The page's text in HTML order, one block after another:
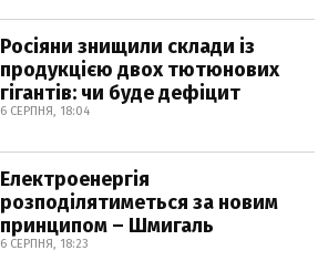
Росіяни знищили склади із
продукцією двох тютюнових
гігантів: чи буде дефіцит
6 СЕРПНЯ, 18:04
Електроенергія
розподілятиметься за новим
принципом – Шмигаль
6 СЕРПНЯ, 18:23